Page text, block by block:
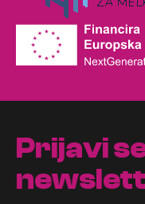
Prijavi